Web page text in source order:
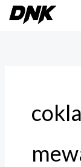
Lewati